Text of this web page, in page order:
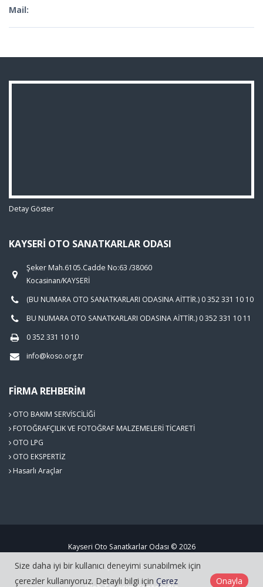
Mail:
Detay Göster
KAYSERI OTO SANATKARLAR ODASI
Şeker Mah.6105.Cadde No:63 /38060
Kocasinan/KAYSERİ
(BU NUMARA OTO SANATKARLARI ODASINA AİTTİR.) 0 352 331 10 10
BU NUMARA OTO SANATKARLARI ODASINA AİTTİR.) 0 352 331 10 11
0 352 331 10 10
info@koso.org.tr
FIRMA REHBERIM
OTO BAKIM SERVİSCİLİĞİ
FOTOĞRAFÇILIK VE FOTOĞRAF MALZEMELERİ TİCARETİ
OTO LPG
OTO EKSPERTİZ
Hasarlı Araçlar
Kayseri Oto Sanatkarlar Odası © 2026
Çerez Politikası
Size daha iyi bir kullanıcı deneyimi sunabilmek için
çerezler kullanıyoruz. Detaylı bilgi için Çerez Onayla